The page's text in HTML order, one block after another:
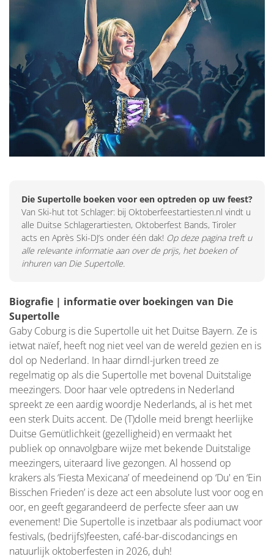
Die Supertolle boeken voor een optreden op uw feest?
Van Ski-hut tot Schlager: bij Oktoberfeestartiesten.nl vindt u
alle Duitse Schlagerartiesten, Oktoberfest Bands, Tiroler
acts en Après Ski-DJ’s onder één dak! Op deze pagina treft u
alle relevante informatie aan over de prijs, het boeken of
inhuren van Die Supertolle.
Biografie | informatie over boekingen van Die
Supertolle
Gaby Coburg is die Supertolle uit het Duitse Bayern. Ze is
ietwat naïef, heeft nog niet veel van de wereld gezien en is
dol op Nederland. In haar dirndl-jurken treed ze
regelmatig op als die Supertolle met bovenal Duitstalige
meezingers. Door haar vele optredens in Nederland
spreekt ze een aardig woordje Nederlands, al is het met
een sterk Duits accent. De (T)dolle meid brengt heerlijke
Duitse Gemütlichkeit (gezelligheid) en vermaakt het
publiek op onnavolgbare wijze met bekende Duitstalige
meezingers, uiteraard live gezongen. Al hossend op
krakers als ‘Fiesta Mexicana’ of meedeinend op ‘Du' en ‘Ein
Bisschen Frieden’ is deze act een absolute lust voor oog en
oor, en geeft gegarandeerd de perfecte sfeer aan uw
evenement! Die Supertolle is inzetbaar als podiumact voor
festivals, (bedrijfs)feesten, café-bar-discodancings en
natuurlijk oktoberfesten in 2026, duh!